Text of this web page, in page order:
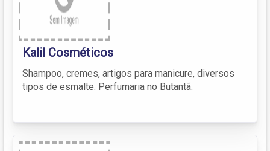
Kalil Cosméticos
Shampoo, cremes, artigos para manicure, diversos
tipos de esmalte. Perfumaria no Butantã.